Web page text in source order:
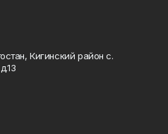
Кигинский район с.